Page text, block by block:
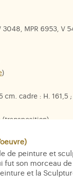
3048, MPR 6953, V
)
cm. cadre : H. 161,5
(transposition)
Beaupré
de peinture et
fut son morceau
et la